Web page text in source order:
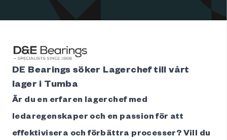
DE Bearings söker Lagerchef till vårt
lager i Tumba
Är du en erfaren lagerchef med
ledaregenskaper och en passion för att
effektivisera och förbättra processer? Vill du